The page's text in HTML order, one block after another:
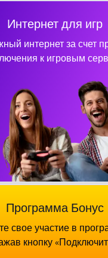
Интернет для игр
интернет за счет
к игровым
Программа Бонус
свое участие в
кнопку